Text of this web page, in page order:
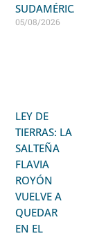
SUDAMÉRICA
05/08/2026
LEY DE
TIERRAS: LA
SALTEÑA
FLAVIA
ROYÓN
VUELVE A
QUEDAR
EN EL